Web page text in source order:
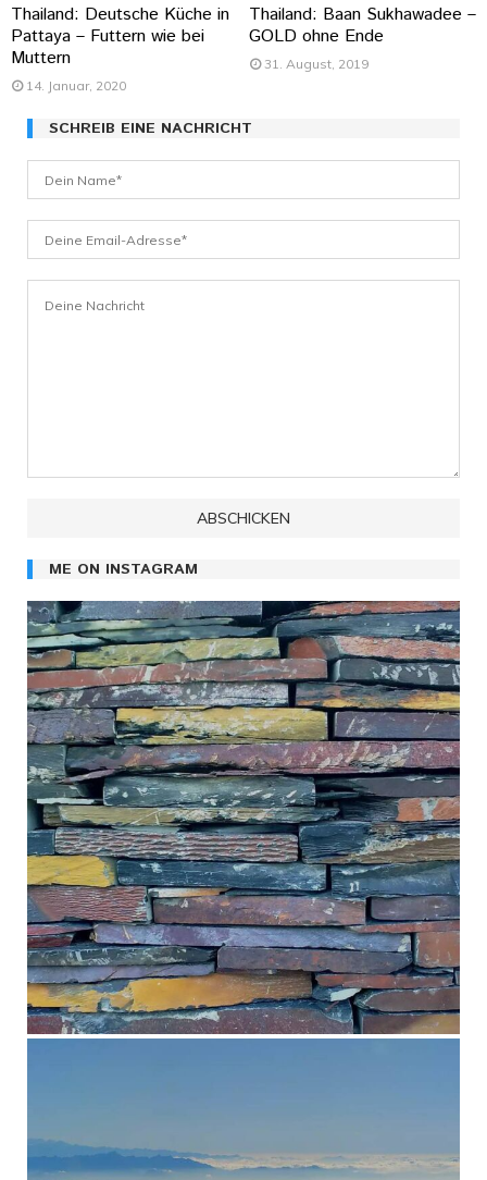
Thailand: Deutsche Küche in
Pattaya – Futtern wie bei
Muttern
14. Januar, 2020
Thailand: Baan Sukhawadee –
GOLD ohne Ende
31. August, 2019
SCHREIB EINE NACHRICHT
ME ON INSTAGRAM